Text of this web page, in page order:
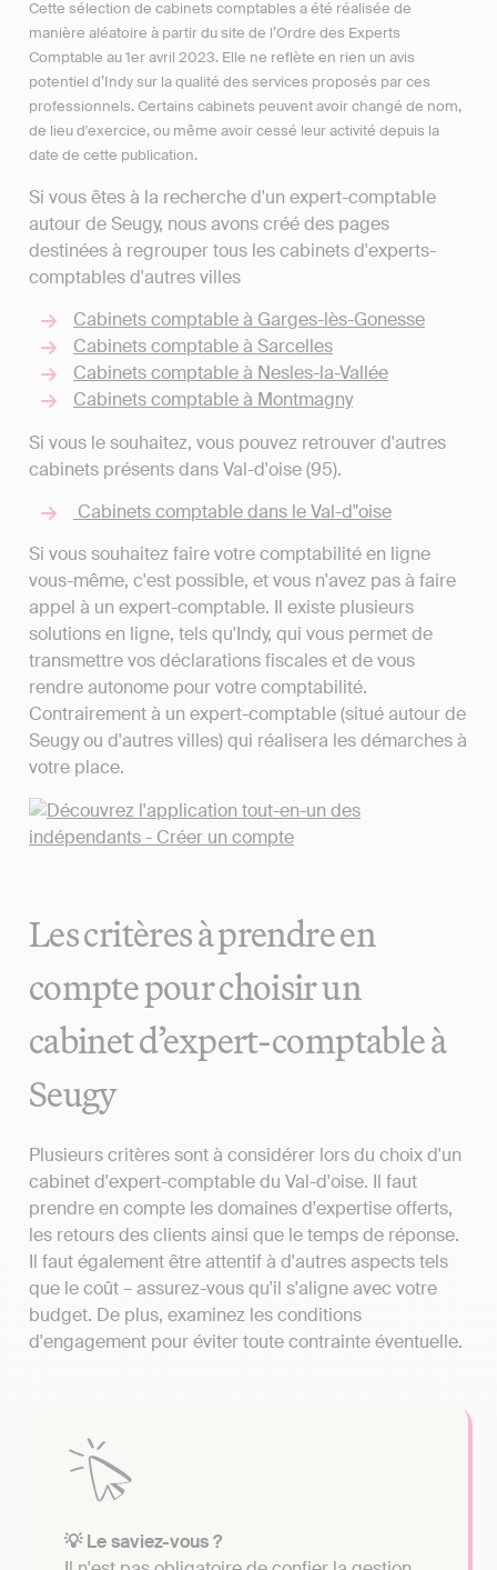
Cette sélection de cabinets comptables a été réalisée de
manière aléatoire à partir du site de l’Ordre des Experts
Comptable au 1er avril 2023. Elle ne reflète en rien un avis
potentiel d’Indy sur la qualité des services proposés par ces
professionnels. Certains cabinets peuvent avoir changé de nom,
de lieu d'exercice, ou même avoir cessé leur activité depuis la
date de cette publication.
Si vous êtes à la recherche d'un expert-comptable
autour de Seugy, nous avons créé des pages
destinées à regrouper tous les cabinets d'experts-
comptables d'autres villes
Cabinets comptable à Garges-lès-Gonesse
Cabinets comptable à Sarcelles
Cabinets comptable à Nesles-la-Vallée
Cabinets comptable à Montmagny
Si vous le souhaitez, vous pouvez retrouver d'autres
cabinets présents dans Val-d'oise (95).
Cabinets comptable dans le Val-d"oise
Si vous souhaitez faire votre comptabilité en ligne
vous-même, c'est possible, et vous n'avez pas à faire
appel à un expert-comptable. Il existe plusieurs
solutions en ligne, tels qu'Indy, qui vous permet de
transmettre vos déclarations fiscales et de vous
rendre autonome pour votre comptabilité.
Contrairement à un expert-comptable (situé autour de
Seugy ou d'autres villes) qui réalisera les démarches à
votre place.
Les critères à prendre en
compte pour choisir un
cabinet d’expert-comptable à
Seugy
Plusieurs critères sont à considérer lors du choix d'un
cabinet d'expert-comptable du Val-d'oise. Il faut
prendre en compte les domaines d'expertise offerts,
les retours des clients ainsi que le temps de réponse.
Il faut également être attentif à d'autres aspects tels
que le coût – assurez-vous qu'il s'aligne avec votre
budget. De plus, examinez les conditions
d'engagement pour éviter toute contrainte éventuelle.
💡 Le saviez-vous ?